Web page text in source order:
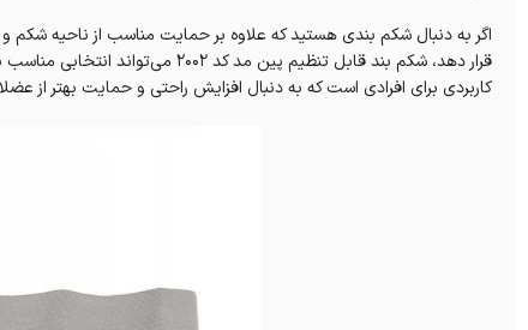
اگر به دنبال شکم بندی هستید که علاوه بر حمایت مناسب از ناحیه شکم و
قرار دهد، شکم بند قابل تنظیم پین
کاربردی برای افرادی است که به دنبال افزایش راحتی و حمایت بهتر از